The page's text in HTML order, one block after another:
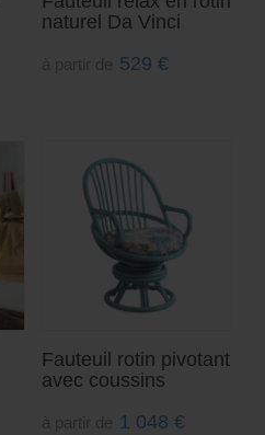
naturel Da Vinci
529 €
Fauteuil rotin pivotant
avec coussins
1 048 €